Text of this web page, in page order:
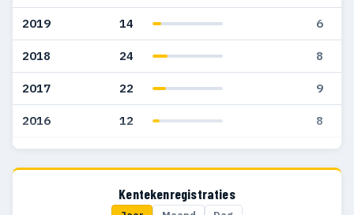
2019 14 6
2018 24 8
2017 22 9
2016 12 8
2015 11 8
Kentekenregistraties